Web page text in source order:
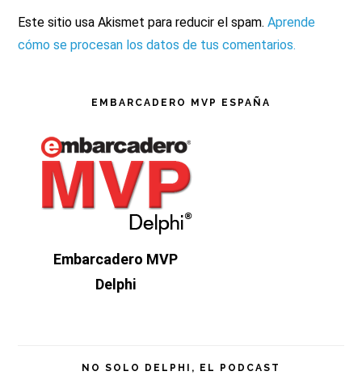
Este sitio usa Akismet para reducir el spam.Aprende
cómo se procesan los datos de tus comentarios.
Barra
lateral
principal
EMBARCADERO MVP ESPAÑA
Embarcadero MVP
Delphi
NO SOLO DELPHI, EL PODCAST